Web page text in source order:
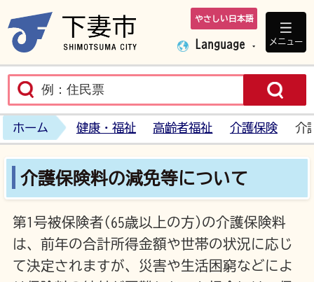
下妻市ホームペ
やさしい日本語
Language メニュー
ホーム 健康・福祉 高齢者福祉 介護保険 介
介護保険料の減免等について
第1号被保険者(65歳以上の方)の介護保険料
は、前年の合計所得金額や世帯の状況に応じ
て決定されますが、災害や生活困窮などによ